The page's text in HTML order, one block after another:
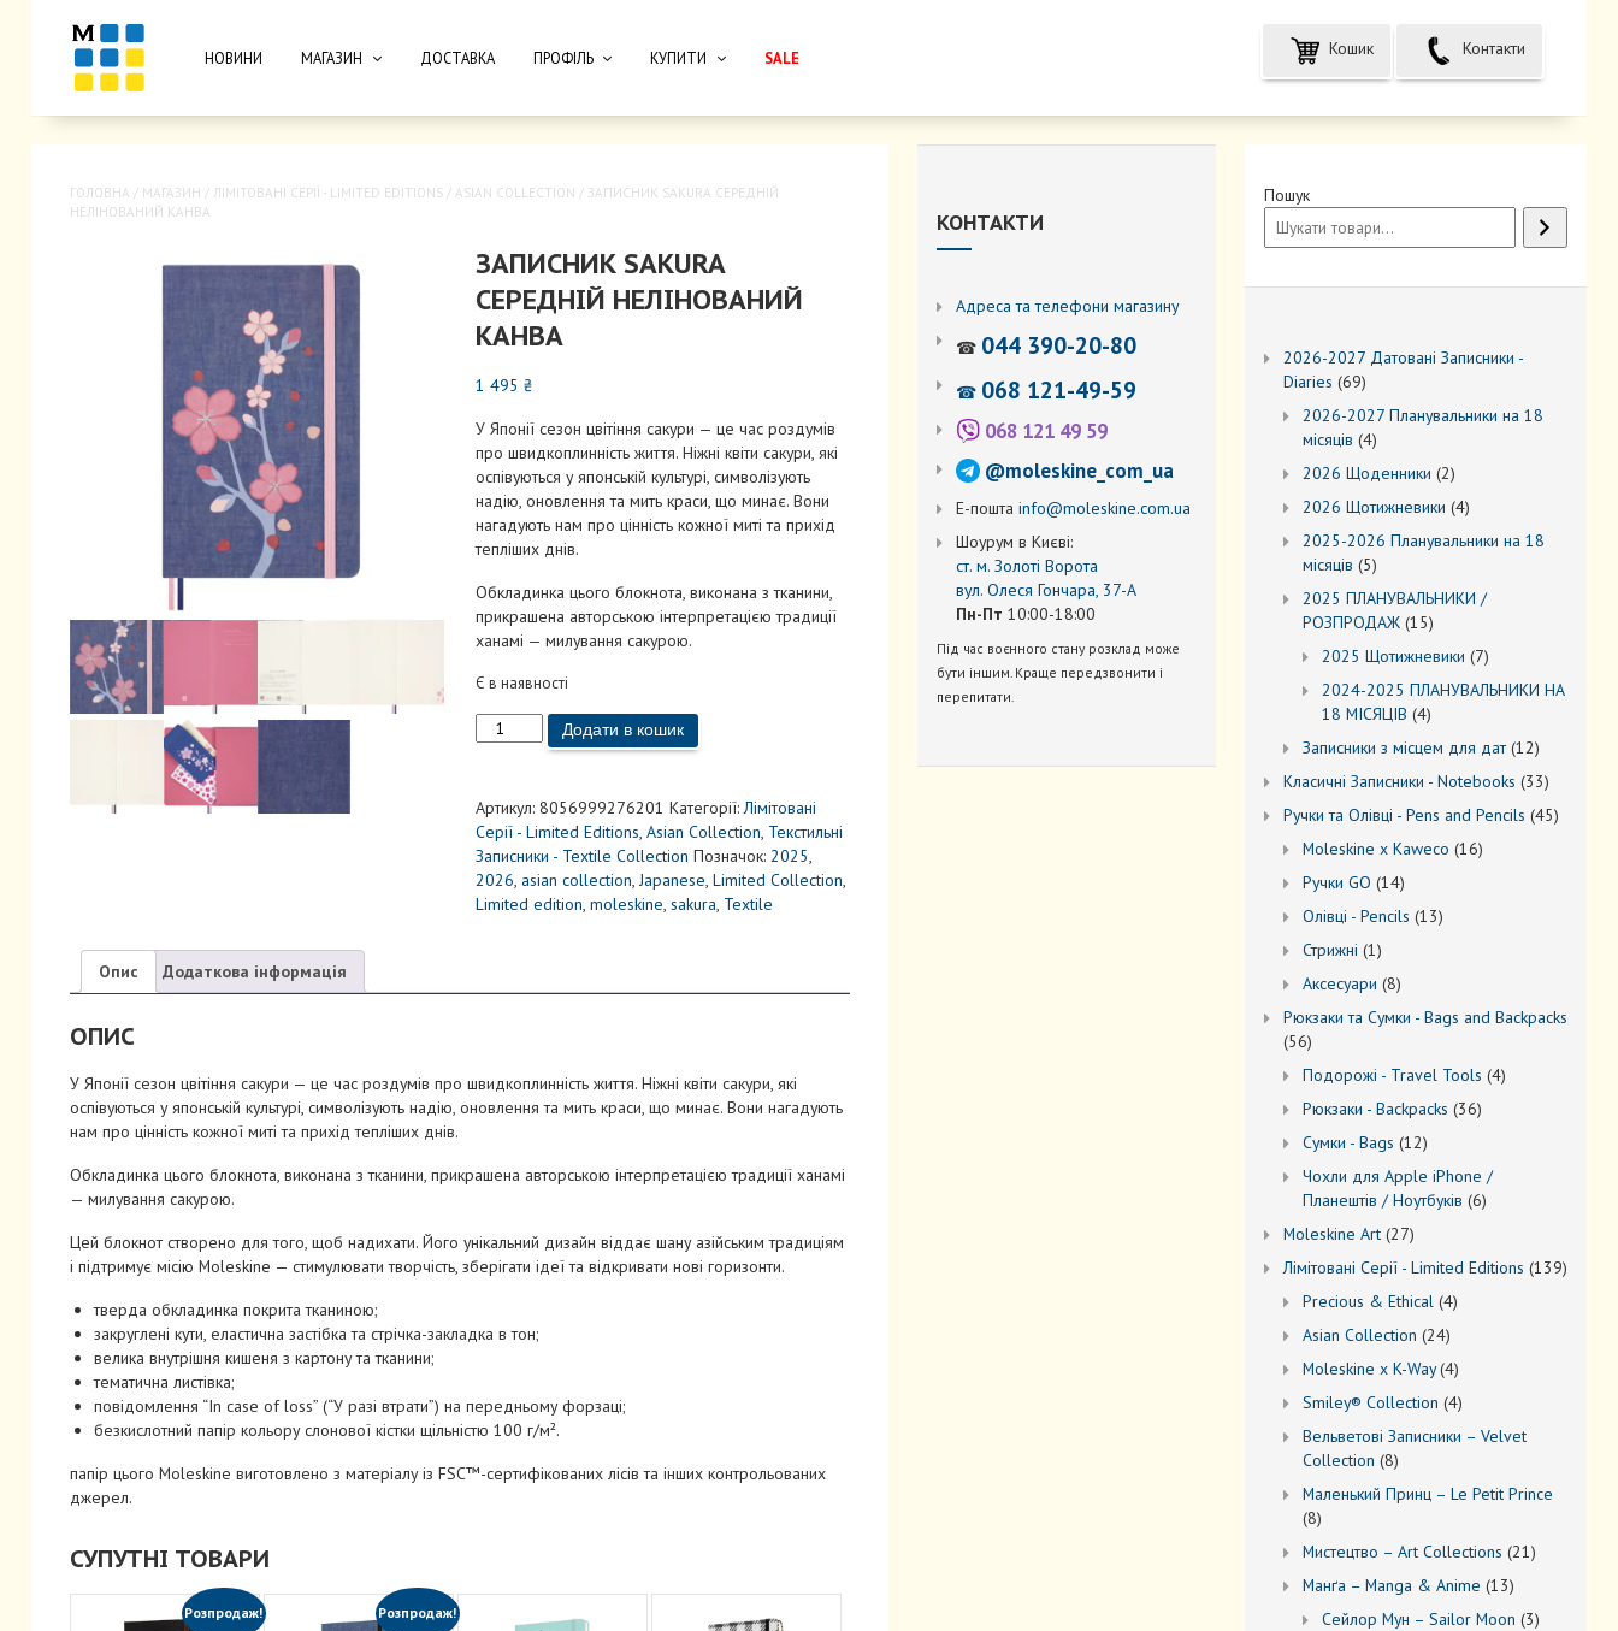
НОВИНИ МАГАЗИН ДОСТАВКА ПРОФІЛЬ КУПИТИ SALE Кошик Контакти
ГОЛОВНА / МАГАЗИН / ЛIМIТОВАНІ СЕРІЇ - LIMITED EDITIONS / ASIAN COLLECTION / ЗАПИСНИК SAKURA СЕРЕДНІЙ
НЕЛІНОВАНИЙ КАНВА
ЗАПИСНИК SAKURA
СЕРЕДНІЙ НЕЛІНОВАНИЙ
КАНВА
1 495 ₴
У Японії сезон цвітіння сакури — це час роздумів
про швидкоплинність життя. Ніжні квіти сакури, які
оспівуються у японській культурі, символізують
надію, оновлення та мить краси, що минає. Вони
нагадують нам про цінність кожної миті та прихід
тепліших днів.
Обкладинка цього блокнота, виконана з тканини,
прикрашена авторською інтерпретацією традиції
ханамі — милування сакурою.
Є в наявності
Записник
Sakura
Нелінований
Канва
кількість
Додати в кошик
Артикул: 8056999276201 Категорії:Лiмiтовані
Серії - Limited Editions, Asian Collection, Текстильні
Записники - Textile Collection Позначок: 2025,
2026, asian collection,Japanese, Limited Collection,
Limited edition, moleskine, sakura, Textile
Опис Додаткова інформація
ОПИС
У Японії сезон цвітіння сакури — це час роздумів про швидкоплинність життя. Ніжні квіти сакури, які
оспівуються у японській культурі, символізують надію, оновлення та мить краси, що минає. Вони нагадують
нам про цінність кожної миті та прихід тепліших днів.
Обкладинка цього блокнота, виконана з тканини, прикрашена авторською інтерпретацією традиції ханамі
— милування сакурою.
Цей блокнот створено для того, щоб надихати. Його унікальний дизайн віддає шану азійським традиціям
і підтримує місію Moleskine — стимулювати творчість, зберігати ідеї та відкривати нові горизонти.
тверда обкладинка покрита тканиною;
закруглені кути, еластична застібка та стрічка-закладка в тон;
велика внутрішня кишеня з картону та тканини;
тематична листівка;
повідомлення “In case of loss” (“У разі втрати”) на передньому форзаці;
безкислотний папір кольору слонової кістки щільністю 100 г/м².
папір цього Moleskine виготовлено з матеріалу із FSC™-сертифікованих лісів та інших контрольованих
джерел.
СУПУТНІ ТОВАРИ
Розпродаж! Розпродаж!
КОНТАКТИ
Адреса та телефони магазину
☎ 044 390-20-80
☎ 068 121-49-59
068 121 49 59
@moleskine_com_ua
Е-пошта info@moleskine.com.ua
Шоурум в Києві:
ст. м. Золоті Ворота
вул. Олеся Гончара, 37-А
Пн-Пт 10:00-18:00
Під час воєнного стану розклад може
бути іншим. Краще передзвонити і
перепитати.
Пошук
2026-2027 Датовані Записники -
Diaries 6969
товарів
2026-2027 Планувальники на 18
місяців 44
2026 Щоденники 22
товари
2026 Щотижневики 44
2025-2026 Планувальники на 18
місяців 55
товарів
2025 ПЛАНУВАЛЬНИКИ /
РОЗПРОДАЖ 1515
товарів
2025 Щотижневики 77
товарів
2024-2025 ПЛАНУВАЛЬНИКИ НА
18 МІСЯЦІВ 44
Записники з місцем для дат 1212
товарів
Kласичні Записники - Notebooks 3333
товари
Ручки та Олівці - Pens and Pencils 4545
Moleskine x Kaweco 1616
Ручки GO 1414
товарів
Oлівці - Pencils 1313
Стрижні 11
товар
Аксесуари 88
товарів
Рюкзаки та Cумки - Bags and Backpacks
5656
товарів
Подорожі - Travel Tools 44
Рюкзаки - Backpacks 3636
Сумки - Bags 1212
товарів
Чохли для Apple iPhone /
Планештів / Ноутбуків 66
Moleskine Art 2727
товарів
Лiмiтовані Серії - Limited Editions 139139
Precious & Ethical 44
Asian Collection 2424
товари
Moleskine x K-Way 44
товари
Smiley® Collection 44
товари
Вельветові Записники – Velvet
Collection 88
товарів
Маленький Принц – Le Petit Prince
88
Мистецтво – Art Collections 2121
Манґа – Manga & Anime 1313
товарів
Сейлор Мун – Sailor Moon 33